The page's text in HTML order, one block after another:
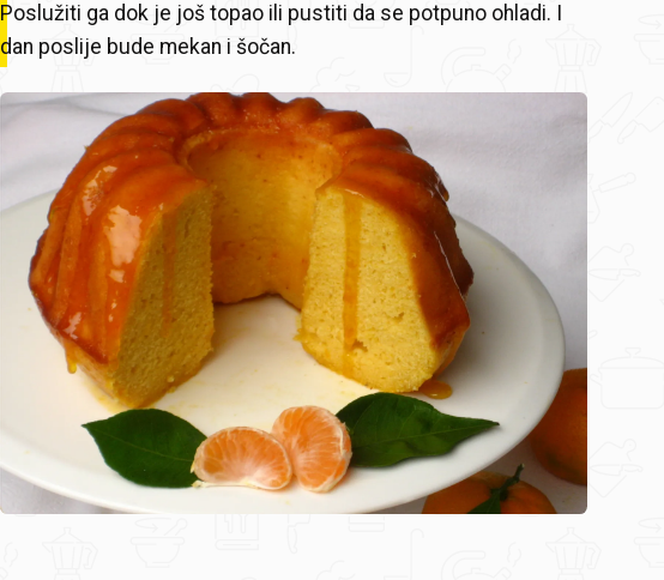
Poslužiti ga dok je još topao ili pustiti da se potpuno ohladi. I
dan poslije bude mekan i šočan.